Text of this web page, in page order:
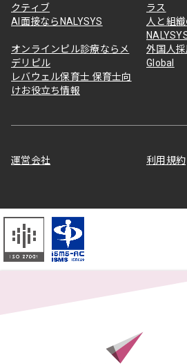
クティブ
ラス
AI面接ならNALYSYS
人と組
オンラインピル診療ならメ
デリピル
外国人
Global
レバウェル保育士 保育士向
けお役立ち情報
運営会社 利用規約